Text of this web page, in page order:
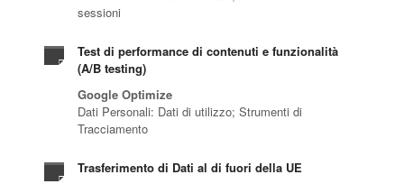
sessioni
Test di performance di contenuti e funzionalità
(A/B testing)
Google Optimize
Dati Personali: Dati di utilizzo; Strumenti di
Tracciamento
Trasferimento di Dati al di fuori della UE